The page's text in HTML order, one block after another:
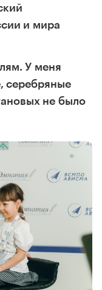
и мира
У меня
серебряные
не было